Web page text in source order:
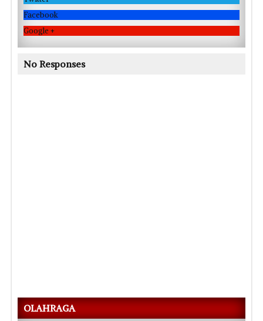
Facebook
Google +
No Responses
OLAHRAGA